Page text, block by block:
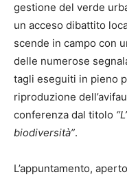
gestione del verde
un acceso dibattito
scende in campo con
delle numerose
tagli eseguiti in pieno
riproduzione
conferenza dal titolo
biodiversità”.
L’appuntamento,